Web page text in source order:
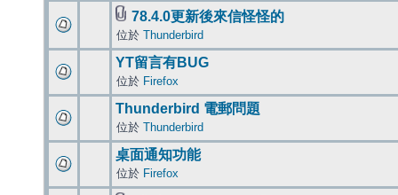
78.4.0更新後來信怪怪的
位於 Thunderbird
YT留言有BUG
位於 Firefox
Thunderbird 電郵問題
位於 Thunderbird
桌面通知功能
位於 Firefox